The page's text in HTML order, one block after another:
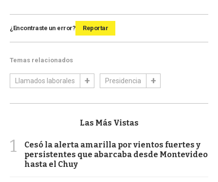
¿Encontraste un error? Reportar
Temas relacionados
Llamados laborales Presidencia
Las Más Vistas
1
Cesó la alerta amarilla por vientos fuertes y
persistentes que abarcaba desde Montevideo
hasta el Chuy